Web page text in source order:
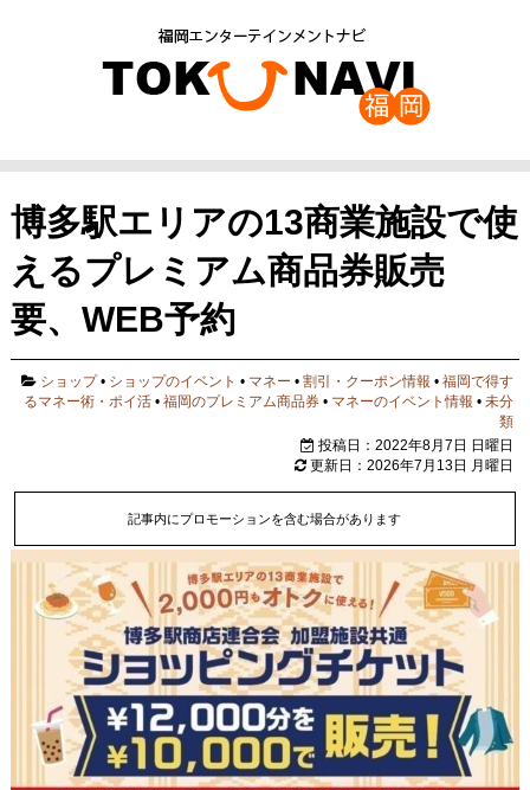
博多駅エリアの13商業施設で使
えるプレミアム商品券販売
要、WEB予約
ショップ• ショップのイベント • マネー •割引・クーポン情報 •福岡で得す
るマネー術・ポイ活 •福岡のプレミアム商品券 • マネーのイベント情報 •未分
類
投稿日：2022年8月7日 日曜日
更新日：2026年7月13日 月曜日
記事内にプロモーションを含む場合があります